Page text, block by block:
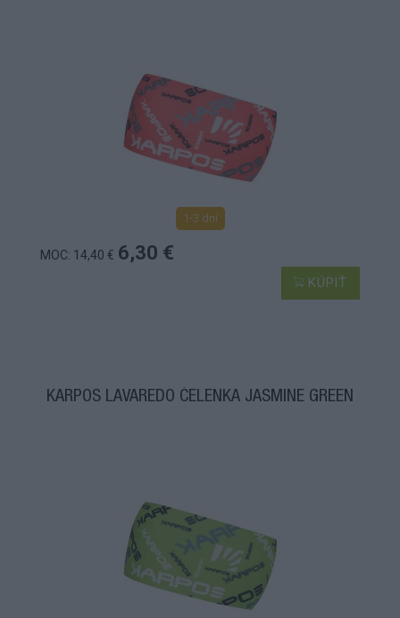
1-3 dní
MOC: 14,40 € 6,30 €
KÚPIŤ
KARPOS LAVAREDO ČELENKA JASMINE GREEN